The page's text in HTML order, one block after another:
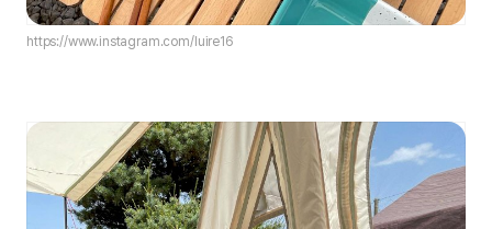
https://www.instagram.com/luire16